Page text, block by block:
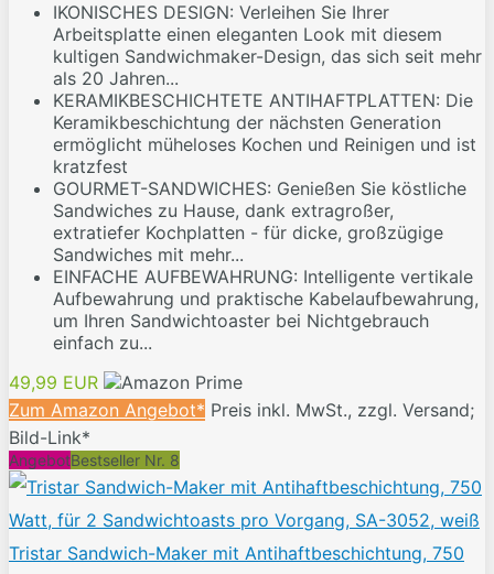
IKONISCHES DESIGN: Verleihen Sie Ihrer
Arbeitsplatte einen eleganten Look mit diesem
kultigen Sandwichmaker-Design, das sich seit mehr
als 20 Jahren...
KERAMIKBESCHICHTETE ANTIHAFTPLATTEN: Die
Keramikbeschichtung der nächsten Generation
ermöglicht müheloses Kochen und Reinigen und ist
kratzfest
GOURMET-SANDWICHES: Genießen Sie köstliche
Sandwiches zu Hause, dank extragroßer,
extratiefer Kochplatten - für dicke, großzügige
Sandwiches mit mehr...
EINFACHE AUFBEWAHRUNG: Intelligente vertikale
Aufbewahrung und praktische Kabelaufbewahrung,
um Ihren Sandwichtoaster bei Nichtgebrauch
einfach zu...
49,99 EUR
Zum Amazon Angebot* Preis inkl. MwSt., zzgl. Versand;
Bild-Link*
AngebotBestseller Nr. 8
Tristar Sandwich-Maker mit Antihaftbeschichtung, 750